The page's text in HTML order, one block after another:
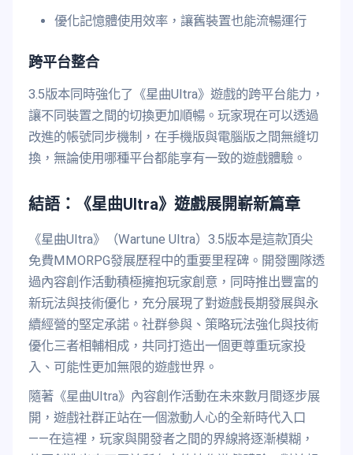
優化記憶體使用效率，讓舊裝置也能流暢運行
跨平台整合
3.5版本同時強化了《星曲Ultra》遊戲的跨平台能力，
讓不同裝置之間的切換更加順暢。玩家現在可以透過
改進的帳號同步機制，在手機版與電腦版之間無縫切
換，無論使用哪種平台都能享有一致的遊戲體驗。
結語：《星曲Ultra》遊戲展開嶄新篇章
《星曲Ultra》（Wartune Ultra）3.5版本是這款頂尖
免費MMORPG發展歷程中的重要里程碑。開發團隊透
過內容創作活動積極擁抱玩家創意，同時推出豐富的
新玩法與技術優化，充分展現了對遊戲長期發展與永
續經營的堅定承諾。社群參與、策略玩法強化與技術
優化三者相輔相成，共同打造出一個更尊重玩家投
入、可能性更加無限的遊戲世界。
隨著《星曲Ultra》內容創作活動在未來數月間逐步展
開，遊戲社群正站在一個激動人心的全新時代入口
——在這裡，玩家與開發者之間的界線將逐漸模糊，